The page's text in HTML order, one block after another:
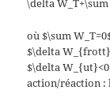
\delta
où $\sum
$\delta
$\delta
action/réaction :